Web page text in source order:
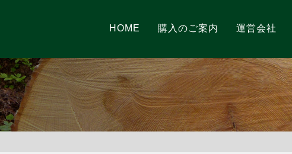
HOME 購入のご案内 運営会社